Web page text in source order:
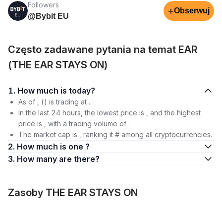
Followers
@Bybit EU
+Obserwuj
Często zadawane pytania na temat EAR
(THE EAR STAYS ON)
1. How much is today?
As of , () is trading at .
In the last 24 hours, the lowest price is , and the highest
price is , with a trading volume of .
The market cap is , ranking it # among all cryptocurrencies.
2. How much is one ?
3. How many are there?
Zasoby THE EAR STAYS ON